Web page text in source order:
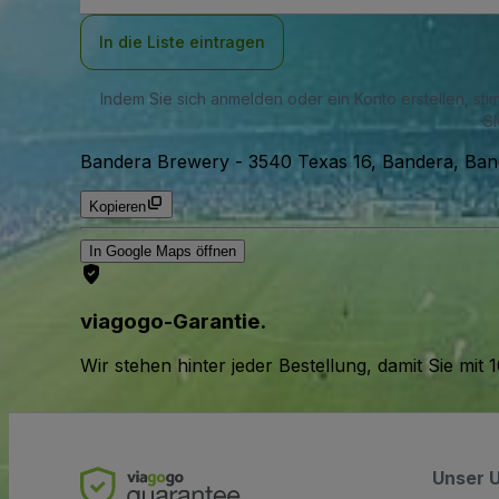
In die Liste eintragen
Indem Sie sich anmelden oder ein Konto erstellen,
Bandera Brewery - 3540 Texas 16, Bandera,
Kopieren
In Google Maps öffnen
viagogo-Garantie.
Wir stehen hinter jeder Bestellung, damit Sie
Unser